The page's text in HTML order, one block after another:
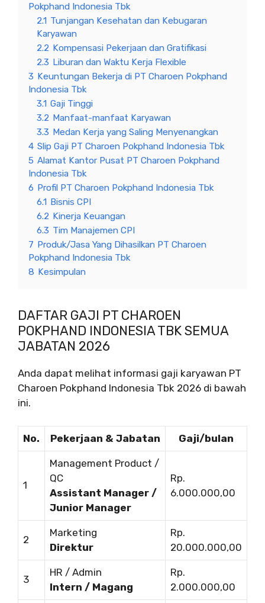
Pokphand Indonesia Tbk
2.1 Tunjangan Kesehatan dan Kebugaran
Karyawan
2.2 Kompensasi Pekerjaan dan Gratifikasi
2.3 Liburan dan Waktu Kerja Flexible
3 Keuntungan Bekerja di PT Charoen Pokphand
Indonesia Tbk
3.1 Gaji Tinggi
3.2 Manfaat-manfaat Karyawan
3.3 Medan Kerja yang Saling Menyenangkan
4 Slip Gaji PT Charoen Pokphand Indonesia Tbk
5 Alamat Kantor Pusat PT Charoen Pokphand
Indonesia Tbk
6 Profil PT Charoen Pokphand Indonesia Tbk
6.1 Bisnis CPI
6.2 Kinerja Keuangan
6.3 Tim Manajemen CPI
7 Produk/Jasa Yang Dihasilkan PT Charoen
Pokphand Indonesia Tbk
8 Kesimpulan
DAFTAR GAJI PT CHAROEN
POKPHAND INDONESIA TBK SEMUA
JABATAN 2026
Anda dapat melihat informasi gaji karyawan PT
Charoen Pokphand Indonesia Tbk 2026 di bawah
ini.
No. Pekerjaan & Jabatan Gaji/bulan
1
Management Product /
QC
Assistant Manager /
Junior Manager
Rp.
6.000.000,00
2
Marketing
Direktur
Rp.
20.000.000,00
3
HR / Admin
Intern / Magang
Rp.
2.000.000,00